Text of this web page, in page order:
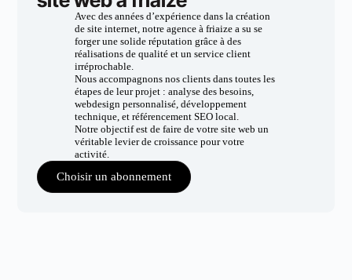
Avec des années d’expérience dans la création
de site internet, notre agence à friaize a su se
forger une solide réputation grâce à des
réalisations de qualité et un service client
irréprochable.
Nous accompagnons nos clients dans toutes les
étapes de leur projet : analyse des besoins,
webdesign personnalisé, développement
technique, et référencement SEO local.
Notre objectif est de faire de votre site web un
véritable levier de croissance pour votre
activité.
Choisir un abonnement